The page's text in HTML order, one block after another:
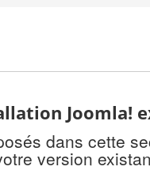
Joomla!
dans cette
version